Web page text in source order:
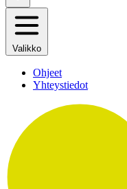
Valikko
Ohjeet
Yhteystiedot